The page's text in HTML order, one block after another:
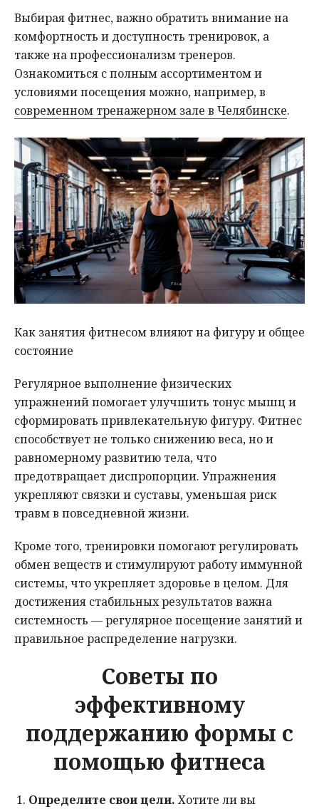
Выбирая фитнес, важно обратить внимание на
комфортность и доступность тренировок, а
также на профессионализм тренеров.
Ознакомиться с полным ассортиментом и
условиями посещения можно, например, в
современном тренажерном зале в Челябинске.
Как занятия фитнесом влияют на фигуру и общее
состояние
Регулярное выполнение физических
упражнений помогает улучшить тонус мышц и
сформировать привлекательную фигуру. Фитнес
способствует не только снижению веса, но и
равномерному развитию тела, что
предотвращает диспропорции. Упражнения
укрепляют связки и суставы, уменьшая риск
травм в повседневной жизни.
Кроме того, тренировки помогают регулировать
обмен веществ и стимулируют работу иммунной
системы, что укрепляет здоровье в целом. Для
достижения стабильных результатов важна
системность — регулярное посещение занятий и
правильное распределение нагрузки.
Советы по
эффективному
поддержанию формы с
помощью фитнеса
Определите свои цели. Хотите ли вы